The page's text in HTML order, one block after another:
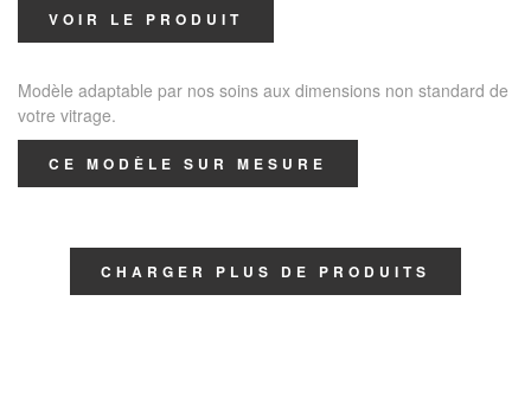
VOIR LE PRODUIT
Modèle adaptable par nos soins aux dimensions non standard de
votre vitrage.
CE MODÈLE SUR MESURE
CHARGER PLUS DE PRODUITS